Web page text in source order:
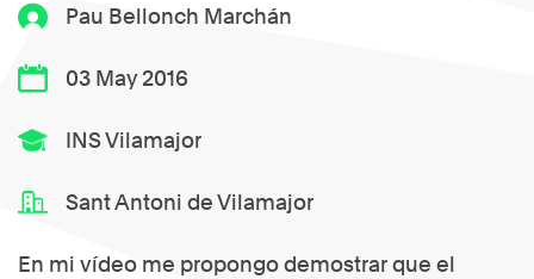
Pau Bellonch Marchán
03 May 2016
INS Vilamajor
Sant Antoni de Vilamajor
En mi vídeo me propongo demostrar que el